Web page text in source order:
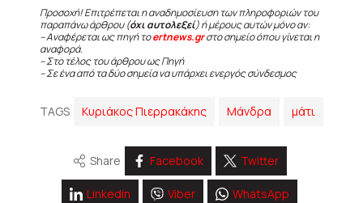
Προσοχή! Επιτρέπεται η αναδημοσίευση των πληροφοριών του
παραπάνω άρθρου (όχι αυτολεξεί) ή μέρους αυτών μόνο αν:
– Αναφέρεται ως πηγή τοertnews.grστο σημείο όπου γίνεται η
αναφορά.
– Στο τέλος του άρθρου ως Πηγή
– Σε ένα από τα δύο σημεία να υπάρχει ενεργός σύνδεσμος
TAGS Κυριάκος Πιερρακάκης Μάνδρα μάτι
Share Facebook Twitter
Linkedin Viber WhatsApp